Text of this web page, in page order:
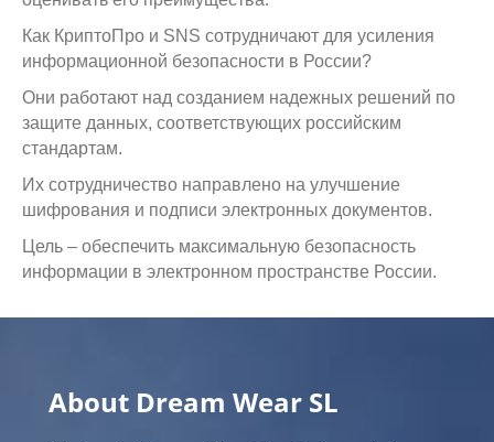
Как КриптоПро и SNS сотрудничают для усиления
информационной безопасности в России?
Они работают над созданием надежных решений по
защите данных, соответствующих российским
стандартам.
Их сотрудничество направлено на улучшение
шифрования и подписи электронных документов.
Цель – обеспечить максимальную безопасность
информации в электронном пространстве России.
About Dream Wear SL